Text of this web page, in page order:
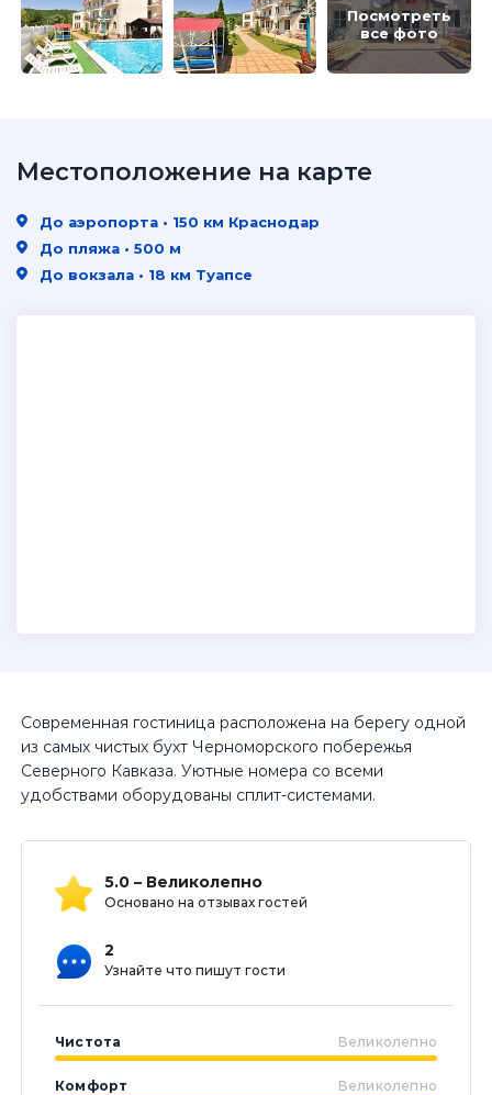
Посмотреть
все фото
Современная гостиница расположена на берегу одной
из самых чистых бухт Черноморского побережья
Северного Кавказа. Уютные номера со всеми
удобствами оборудованы сплит-системами.
5.0 – Великолепно
Основано на отзывах гостей
2
Узнайте что пишут гости
Чистота Великолепно
Комфорт Великолепно
Местоположение на карте
До аэропорта • 150 км Краснодар
До пляжа • 500 м
До вокзала • 18 км Туапсе